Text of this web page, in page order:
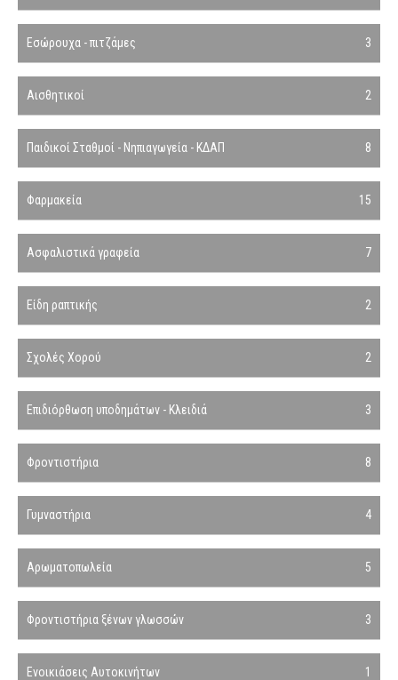
Εσώρουχα - πιτζάμες 3
Αισθητικοί 2
Παιδικοί Σταθμοί - Νηπιαγωγεία - ΚΔΑΠ 8
Φαρμακεία 15
Ασφαλιστικά γραφεία 7
Είδη ραπτικής 2
Σχολές Χορού 2
Επιδιόρθωση υποδημάτων - Κλειδιά 3
Φροντιστήρια 8
Γυμναστήρια 4
Αρωματοπωλεία 5
Φροντιστήρια ξένων γλωσσών 3
Ενοικιάσεις Αυτοκινήτων 1